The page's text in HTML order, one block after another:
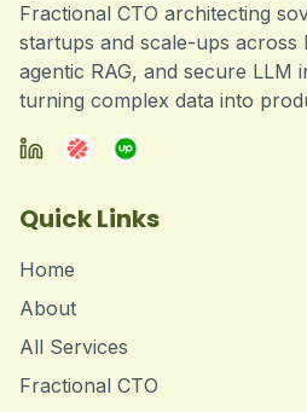
Fractional CTO architecting
startups and scale-ups across
agentic RAG, and secure
turning complex data into
Quick Links
Home
About
All Services
Fractional CTO